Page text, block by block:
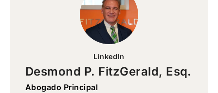
LinkedIn
Desmond P. FitzGerald, Esq.
Abogado Principal